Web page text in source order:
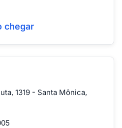
chegar
1319 - Santa Mônica,